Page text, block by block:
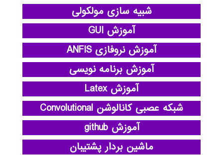
شبیه سازی مولکولی
آموزش GUI
آموزش نروفازی ANFIS
آموزش برنامه نویسی
آموزش Latex
شبکه عصبی کانالوشن Convolutional
آموزش github
ماشین بردار پشتیبان